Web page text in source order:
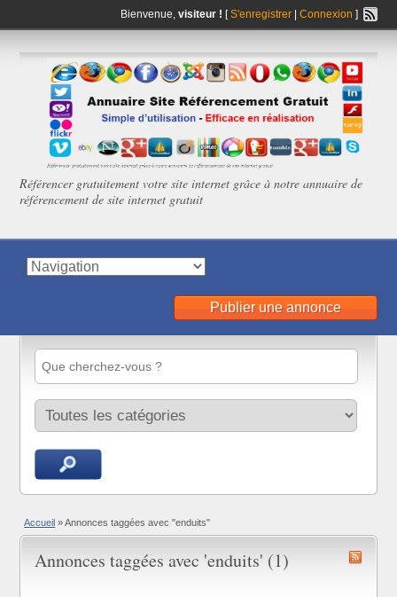
Bienvenue, visiteur ! [S'enregistrer| Connexion ]
Référencer gratuitement votre site internet grâce à notre annuaire de
référencement de site internet gratuit
Publier une annonce
Accueil » Annonces taggées avec "enduits"
Annonces taggées avec 'enduits' (1)